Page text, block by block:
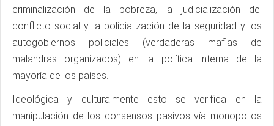
criminalización de la pobreza, la judicialización del
conflicto social y la policialización de la seguridad y los
autogobiernos policiales (verdaderas mafias de
malandras organizados) en la política interna de la
mayoría de los países.
Ideológica y culturalmente esto se verifica en la
manipulación de los consensos pasivos vía monopolios